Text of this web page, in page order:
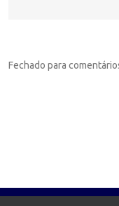
Fechado para